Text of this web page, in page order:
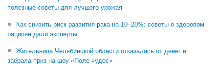
полезные советы для лучшего урожая
Как снизить риск развития рака на 10–20%: советы о здоровом
рационе дали эксперты
Жительница Челябинской области отказалась от денег и
забрала приз на шоу «Поле чудес»